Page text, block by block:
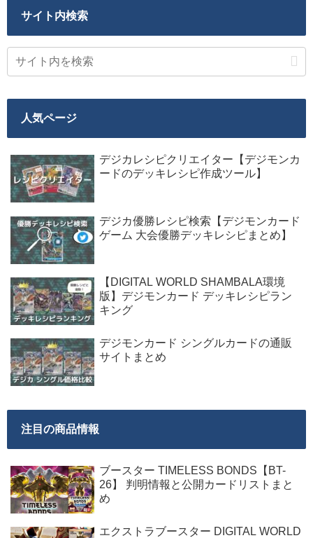
サイト内検索
人気ページ
デジカレシピクリエイター【デジモンカ
ードのデッキレシピ作成ツール】
デジカ優勝レシピ検索【デジモンカード
ゲーム 大会優勝デッキレシピまとめ】
【DIGITAL WORLD SHAMBALA環境
版】デジモンカード デッキレシピラン
キング
デジモンカード シングルカードの通販
サイトまとめ
注目の商品情報
ブースター TIMELESS BONDS【BT-
26】 判明情報と公開カードリストまと
め
エクストラブースター DIGITAL WORLD